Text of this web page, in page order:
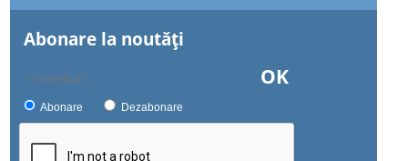
Abonare la noutăţi
OK
Abonare Dezabonare